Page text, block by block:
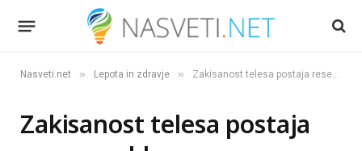
Nasveti.net » Lepota in zdravje » Zakisanost telesa postaja resen problem
Zakisanost telesa postaja